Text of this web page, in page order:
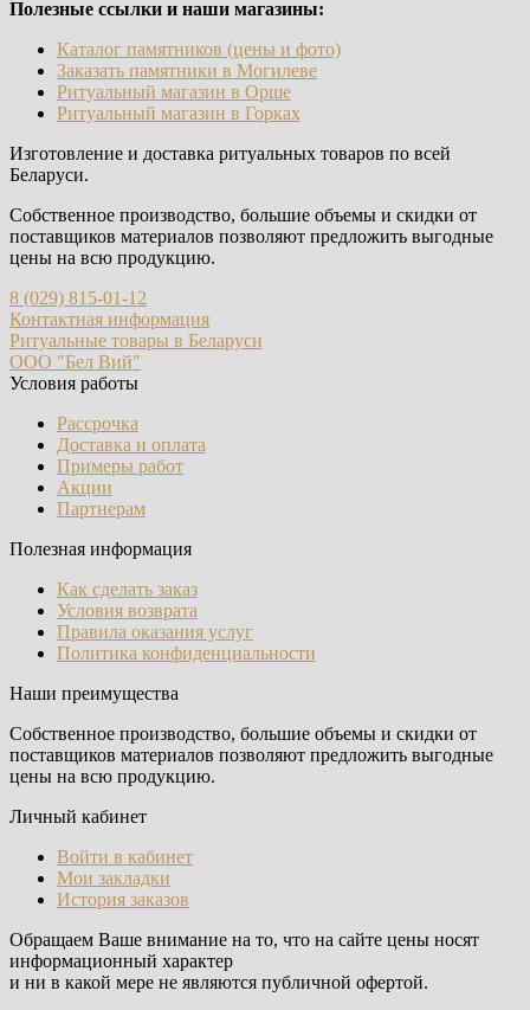
Полезные ссылки и наши магазины:
Каталог памятников (цены и фото)
Заказать памятники в Могилеве
Ритуальный магазин в Орше
Ритуальный магазин в Горках
Изготовление и доставка ритуальных товаров по всей
Беларуси.
Собственное производство, большие объемы и скидки от
поставщиков материалов позволяют предложить выгодные
цены на всю продукцию.
8 (029) 815-01-12
Контактная информация
Ритуальные товары в Беларуси
ООО "Бел Вий"
Условия работы
Рассрочка
Доставка и оплата
Примеры работ
Акции
Партнерам
Полезная информация
Как сделать заказ
Условия возврата
Правила оказания услуг
Политика конфиденциальности
Наши преимущества
Собственное производство, большие объемы и скидки от
поставщиков материалов позволяют предложить выгодные
цены на всю продукцию.
Личный кабинет
Войти в кабинет
Мои закладки
История заказов
Обращаем Ваше внимание на то, что на сайте цены носят
информационный характер
и ни в какой мере не являются публичной офертой.